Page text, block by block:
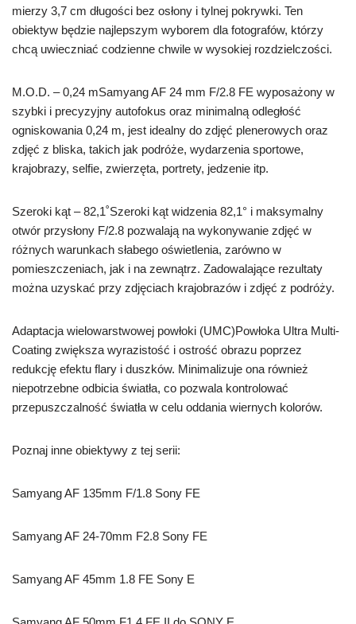
mierzy 3,7 cm długości bez osłony i tylnej pokrywki. Ten
obiektyw będzie najlepszym wyborem dla fotografów, którzy
chcą uwieczniać codzienne chwile w wysokiej rozdzielczości.
M.O.D. – 0,24 mSamyang AF 24 mm F/2.8 FE wyposażony w
szybki i precyzyjny autofokus oraz minimalną odległość
ogniskowania 0,24 m, jest idealny do zdjęć plenerowych oraz
zdjęć z bliska, takich jak podróże, wydarzenia sportowe,
krajobrazy, selfie, zwierzęta, portrety, jedzenie itp.
Szeroki kąt – 82,1˚Szeroki kąt widzenia 82,1° i maksymalny
otwór przysłony F/2.8 pozwalają na wykonywanie zdjęć w
różnych warunkach słabego oświetlenia, zarówno w
pomieszczeniach, jak i na zewnątrz. Zadowalające rezultaty
można uzyskać przy zdjęciach krajobrazów i zdjęć z podróży.
Adaptacja wielowarstwowej powłoki (UMC)Powłoka Ultra Multi-
Coating zwiększa wyrazistość i ostrość obrazu poprzez
redukcję efektu flary i duszków. Minimalizuje ona również
niepotrzebne odbicia światła, co pozwala kontrolować
przepuszczalność światła w celu oddania wiernych kolorów.
Poznaj inne obiektywy z tej serii:
Samyang AF 135mm F/1.8 Sony FE
Samyang AF 24-70mm F2.8 Sony FE
Samyang AF 45mm 1.8 FE Sony E